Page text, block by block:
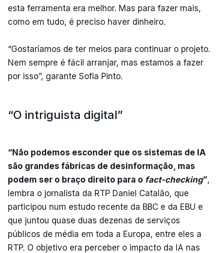
esta ferramenta era melhor. Mas para fazer mais,
como em tudo, é preciso haver dinheiro.
“Gostaríamos de ter meios para continuar o projeto.
Nem sempre é fácil arranjar, mas estamos a fazer
por isso”, garante Sofia Pinto.
“O intriguista digital”
“Não podemos esconder que os sistemas de IA
são grandes fábricas de desinformação, mas
podem ser o braço direito para o fact-checking”,
lembra o jornalista da RTP Daniel Catalão, que
participou num estudo recente da BBC e da EBU e
que juntou quase duas dezenas de serviços
públicos de média em toda a Europa, entre eles a
RTP. O objetivo era perceber o impacto da IA nas